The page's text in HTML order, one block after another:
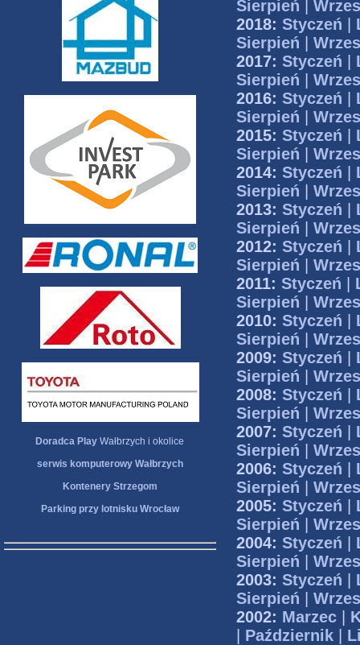
Doradca Play Wałbrzych i okolice
serwis komputerowy Wałbrzych
Kontenery Strzegom
Parking przy lotnisku Wrocław
Sierpień
2018: Styczeń
Sierpień
2017: Styczeń
Sierpień
2016: Styczeń
Sierpień
2015: Styczeń
Sierpień
2014: Styczeń
Sierpień
2013: Styczeń
Sierpień
2012: Styczeń
Sierpień
2011: Styczeń
Sierpień
2010: Styczeń
Sierpień
2009: Styczeń
Sierpień
2008: Styczeń
Sierpień
2007: Styczeń
Sierpień
2006: Styczeń
Sierpień
2005: Styczeń
Sierpień
2004: Styczeń
Sierpień
2003: Styczeń
Sierpień
2002: Marzec
Październik